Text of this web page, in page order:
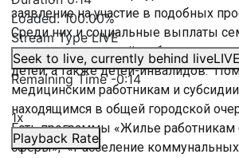
Loaded:100.00%
Stream TypeLIVE
Seek to live, currently behind liveLIVE
Remaining Time-0:14
1x
Playback Rate
заявление на участие в подобных
Среди них и социальные выплаты
воспитывающих трёх и более
детей, а также детей-инвалидов.
медицинским работникам и
находящимся в общей городской
Есть программы «Жилье
сферы»; «Расселение коммунальных